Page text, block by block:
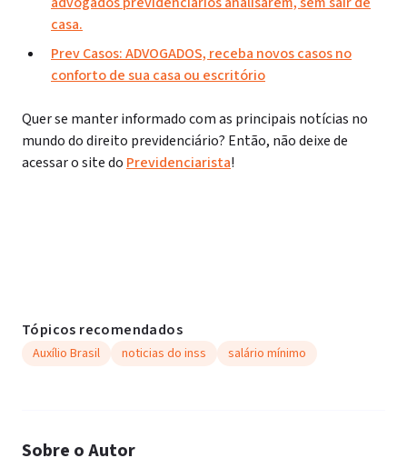
casa.
Prev Casos: ADVOGADOS, receba novos casos no
conforto de sua casa ou escritório
Quer se manter informado com as principais notícias no
mundo do direito previdenciário? Então, não deixe de
acessar o site do Previdenciarista!
Tópicos recomendados
Auxílio Brasil noticias do inss salário mínimo
Sobre o Autor